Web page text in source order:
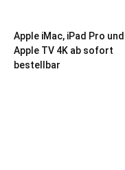
Apple iMac, iPad Pro und
Apple TV 4K ab sofort
bestellbar